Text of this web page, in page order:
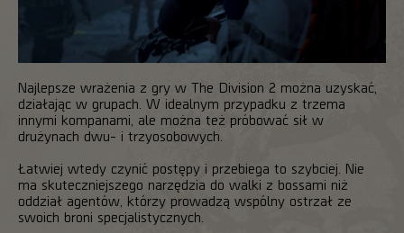
Najlepsze wrażenia z gry w The Division 2 można uzyskać,
działając w grupach. W idealnym przypadku z trzema
innymi kompanami, ale można też próbować sił w
drużynach dwu- i trzyosobowych.
Łatwiej wtedy czynić postępy i przebiega to szybciej. Nie
ma skuteczniejszego narzędzia do walki z bossami niż
oddział agentów, którzy prowadzą wspólny ostrzał ze
swoich broni specjalistycznych.